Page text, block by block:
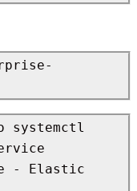
systemctl
- Elastic